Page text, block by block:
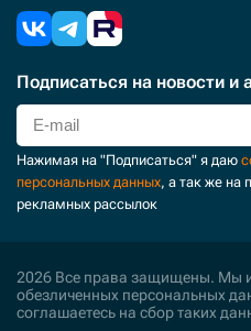
Подписаться на новости и
Нажимая на "Подписаться" я даю
персональных данных, а так же на
рекламных рассылок
2026 Все права защищены. Мы
обезличенных персональных
соглашаетесь на сбор таких